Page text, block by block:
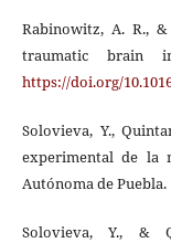
Rabinowitz, A. R.,
traumatic brain
https://doi.org/
Solovieva, Y.,
experimental de la
Autónoma de Puebla.
Solovieva, Y., &